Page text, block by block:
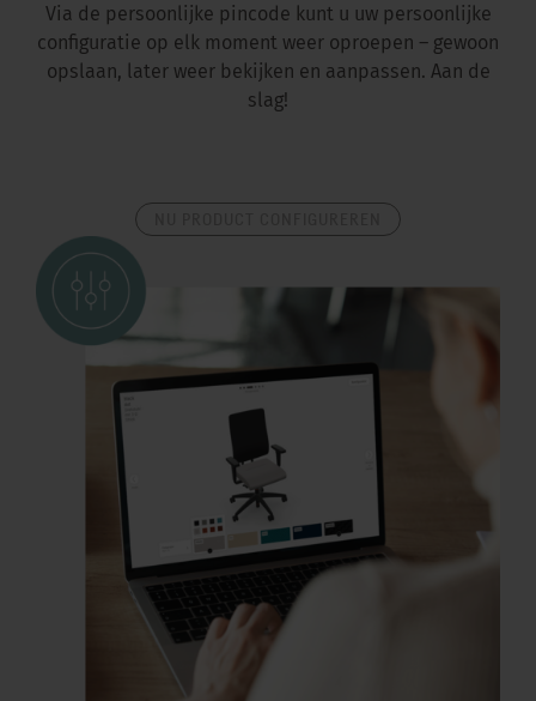
Via de persoonlijke pincode kunt u uw persoonlijke
configuratie op elk moment weer oproepen – gewoon
opslaan, later weer bekijken en aanpassen. Aan de
slag!